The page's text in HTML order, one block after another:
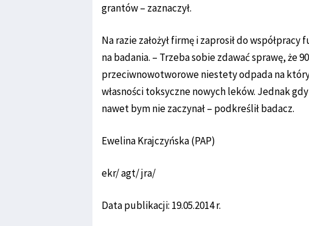
grantów – zaznaczył.
Na razie założył firmę i zaprosił do
na badania. – Trzeba sobie zdawać sprawę, że
przeciwnowotworowe niestety odpada na
własności toksyczne nowych leków. Jednak
nawet bym nie zaczynał – podkreślił badacz.
Ewelina Krajczyńska (PAP)
ekr/ agt/ jra/
Data publikacji: 19.05.2014 r.